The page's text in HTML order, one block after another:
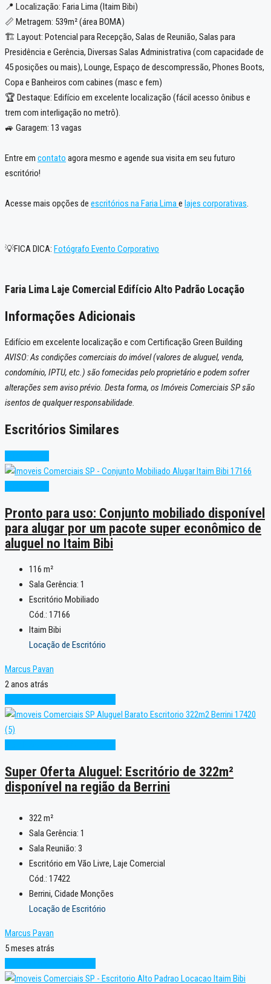
📍 Localização: Faria Lima (Itaim Bibi)
📏 Metragem: 539m² (área BOMA)
🏗️ Layout: Potencial para Recepção, Salas de Reunião, Salas para
Presidência e Gerência, Diversas Salas Administrativa (com capacidade de
45 posições ou mais), Lounge, Espaço de descompressão, Phones Boots,
Copa e Banheiros com cabines (masc e fem)
🏆 Destaque: Edifício em excelente localização (fácil acesso ônibus e
trem com interligação no metrô).
🚙 Garagem: 13 vagas
Entre em contato agora mesmo e agende sua visita em seu futuro
escritório!
Acesse mais opções de escritórios na Faria Lima e lajes corporativas
💡FICA DICA: Fotógrafo Evento Corporativo
Faria Lima Laje Comercial Edifício Alto Padrão Locação
Informações Adicionais
Edifício em excelente localização e com Certificação Green Building
AVISO: As condições comerciais do imóvel (valores de aluguel, venda,
condomínio, IPTU, etc.) são fornecidas pelo proprietário e podem sofrer
alterações sem aviso prévio. Desta forma, os Imóveis Comerciais SP são
isentos de qualquer responsabilidade.
Escritórios Similares
Pronto para uso: Conjunto mobiliado disponível
para alugar por um pacote super econômico de
aluguel no Itaim Bibi
116 m²
Sala Gerência: 1
Escritório Mobiliado
Cód.: 17166
Itaim Bibi
Locação de Escritório
Marcus Pavan
2 anos atrás
Super Oferta Aluguel: Escritório de 322m²
disponível na região da Berrini
322 m²
Sala Gerência: 1
Sala Reunião: 3
Escritório em Vão Livre, Laje Comercial
Cód.: 17422
Berrini, Cidade Monções
Locação de Escritório
Marcus Pavan
5 meses atrás